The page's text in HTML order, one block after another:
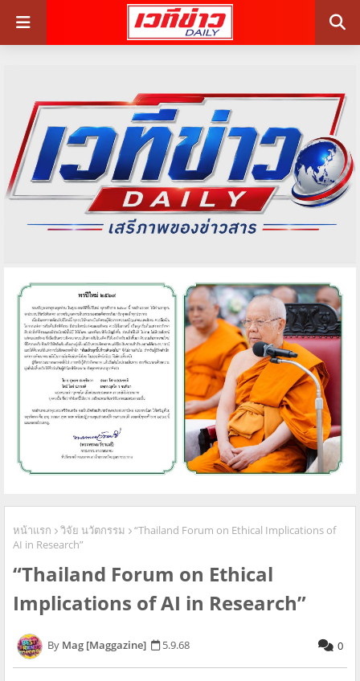
หน้าแรก วิจัย นวัตกรรม
“Thailand Forum on Ethical Implications of
AI in Research”
“Thailand Forum on Ethical
Implications of AI in Research”
Mag [Maggazine] 5.9.68 0